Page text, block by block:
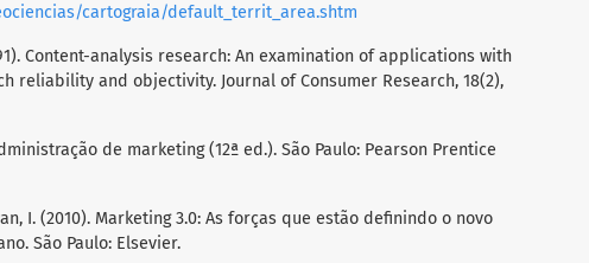
cartograia/default_territ_area.shtm
Content-analysis research: An examination of applications with
reliability and objectivity. Journal of Consumer Research, 18(2),
de marketing (12ª ed.). São Paulo: Pearson Prentice
I. (2010). Marketing 3.0: As forças que estão definindo o novo
São Paulo: Elsevier.